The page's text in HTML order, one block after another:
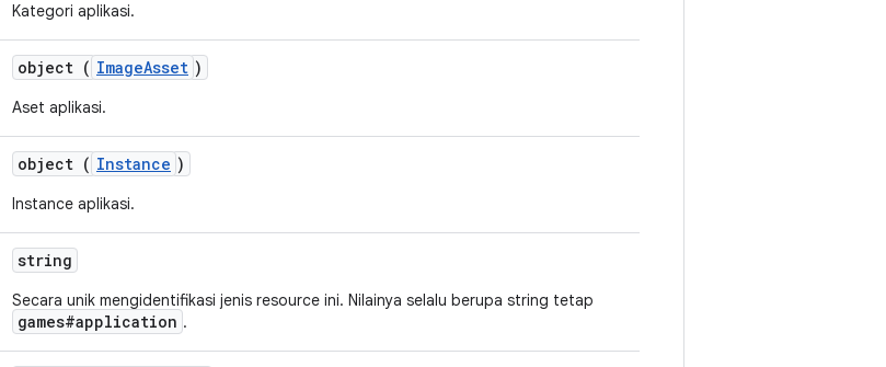
Kategori aplikasi.
object ( ImageAsset )
Aset aplikasi.
object ( Instance )
Instance aplikasi.
string
Secara unik mengidentifikasi jenis resource ini. Nilainya selalu berupa string tetap
games#application .